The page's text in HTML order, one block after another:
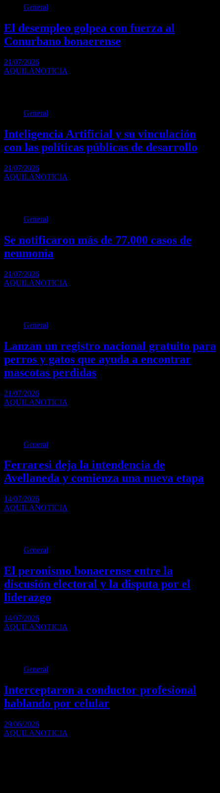
General
El desempleo golpea con fuerza al
Conurbano bonaerense
21/07/2026
AQUILANOTICIA
General
Inteligencia Artificial y su vinculación
con las políticas públicas de desarrollo
21/07/2026
AQUILANOTICIA
General
Se notificaron más de 77.000 casos de
neumonía
21/07/2026
AQUILANOTICIA
General
Lanzan un registro nacional gratuito para
perros y gatos que ayuda a encontrar
mascotas perdidas
21/07/2026
AQUILANOTICIA
General
Ferraresi deja la intendencia de
Avellaneda y comienza una nueva etapa
14/07/2026
AQUILANOTICIA
General
El peronismo bonaerense entre la
discusión electoral y la disputa por el
liderazgo
14/07/2026
AQUILANOTICIA
General
Interceptaron a conductor profesional
hablando por celular
29/06/2026
AQUILANOTICIA